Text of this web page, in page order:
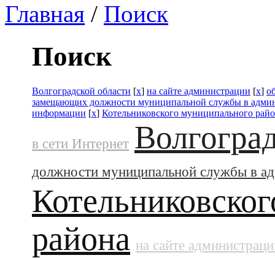
Главная / Поиск
Поиск
Волгоградской области [x] на сайте администрации [x]
замещающих должности муниципальной службы в
информации [x] Котельниковского муниципального
в сети Интернет
должности муниципальной службы в
района на сайте